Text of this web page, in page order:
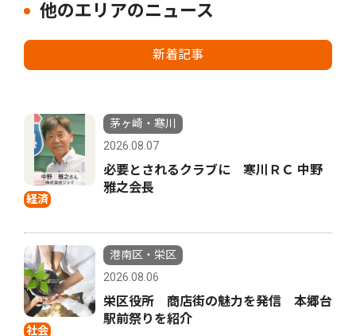
他のエリアのニュース
新着記事
経済
茅ヶ崎・寒川
2026.08.07
必要とされるクラブに 寒川ＲＣ 中野
雅之会長
社会
港南区・栄区
2026.08.06
栄区役所 商店街の魅力を発信 本郷台
駅前祭りを紹介